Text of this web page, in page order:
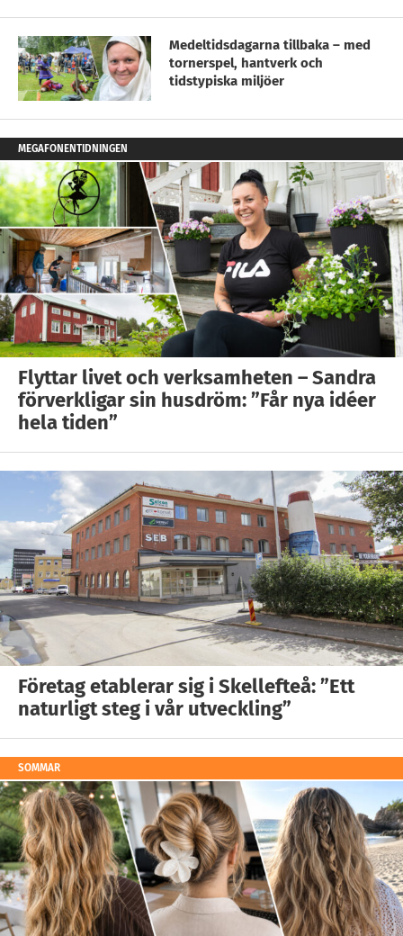
Medeltidsdagarna tillbaka – med
tornerspel, hantverk och
tidstypiska miljöer
MEGAFONENTIDNINGEN
Flyttar livet och verksamheten – Sandra
förverkligar sin husdröm: ”Får nya idéer
hela tiden”
Företag etablerar sig i Skellefteå: ”Ett
naturligt steg i vår utveckling”
SOMMAR